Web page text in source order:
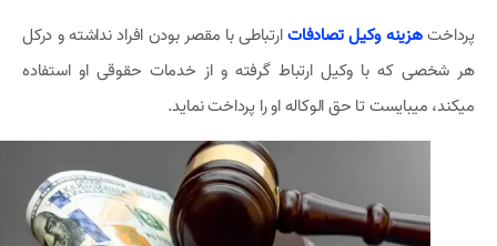
پرداختهزینه وکیل تصادفاتارتباطی با مقصر بودن افراد نداشته و درکل
هر شخصی که با وکیل ارتباط گرفته و از خدمات حقوقی او استفاده
میکند، میبایست تا حق الوکاله او را پرداخت نماید.